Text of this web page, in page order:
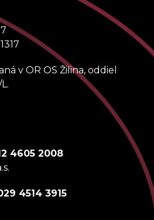
v OR OS Žilina, oddiel
4605 2008
4514 3915